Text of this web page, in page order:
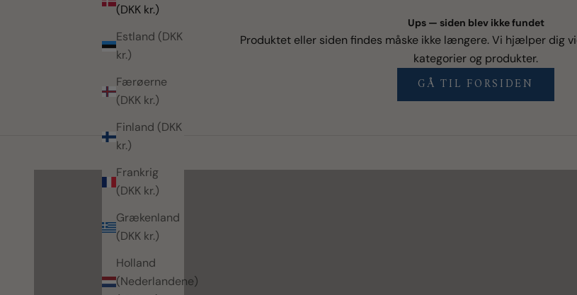
(DKK kr.)
Estland (DKK
kr.)
Færøerne
(DKK kr.)
Finland (DKK
kr.)
Frankrig
(DKK kr.)
Grækenland
(DKK kr.)
Holland
(Nederlandene)
Ups — siden blev ikke fundet
Produktet eller siden findes måske ikke længere. Vi hjælper dig
kategorier og produkter.
GÅ TIL FORSIDEN
SHOP NYHEDER